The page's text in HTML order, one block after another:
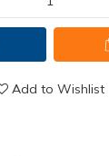
Add to Wishlist